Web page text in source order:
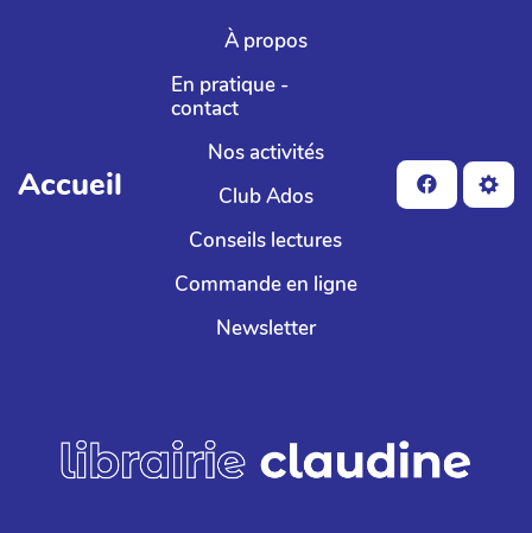
Aller au contenu principal
Accueil
À propos
En pratique -
contact
Nos activités
Club Ados
Conseils lectures
Commande en ligne
Newsletter